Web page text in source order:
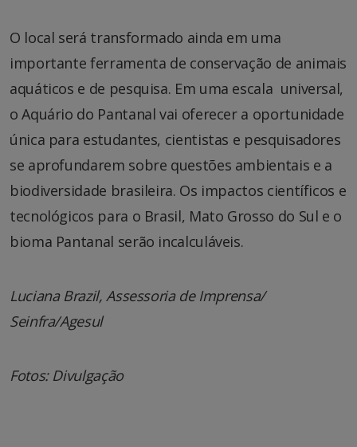
O local será transformado ainda em uma
importante ferramenta de conservação de animais
aquáticos e de pesquisa. Em uma escala universal,
o Aquário do Pantanal vai oferecer a oportunidade
única para estudantes, cientistas e pesquisadores
se aprofundarem sobre questões ambientais e a
biodiversidade brasileira. Os impactos científicos e
tecnológicos para o Brasil, Mato Grosso do Sul e o
bioma Pantanal serão incalculáveis.
Luciana Brazil, Assessoria de Imprensa/
Seinfra/Agesul
Fotos: Divulgação